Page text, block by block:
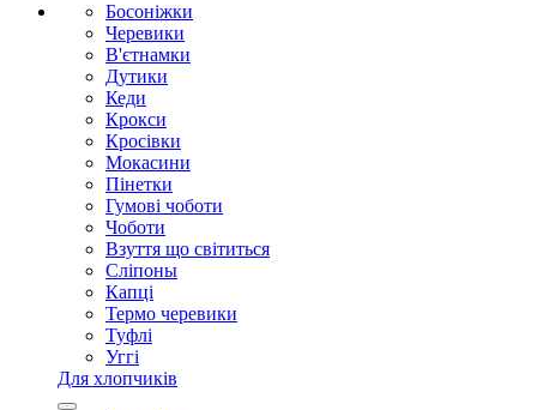
Босоніжки
Черевики
В'єтнамки
Дутики
Кеди
Крокси
Кросівки
Мокасини
Пінетки
Гумові чоботи
Чоботи
Взуття що світиться
Сліпоны
Капці
Термо черевики
Туфлі
Уггі
Для хлопчиків